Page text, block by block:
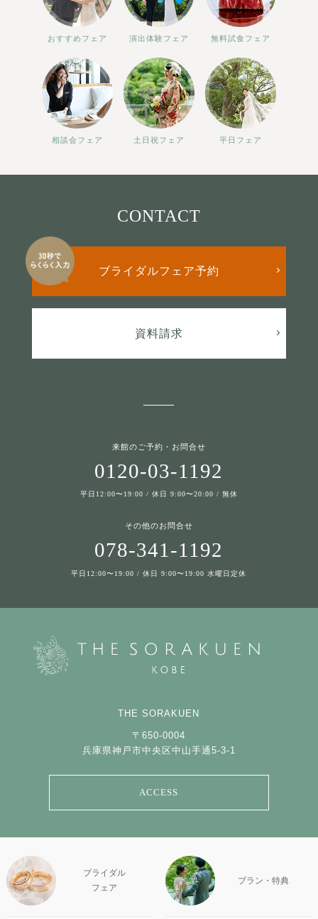
おすすめフェア 演出体験フェア 無料試食フェア
相談会フェア 土日祝フェア 平日フェア
CONTACT
ブライダルフェア予約
資料請求
来館のご予約・お問合せ
0120-03-1192
平日12:00〜19:00 / 休日 9:00〜20:00 / 無休
その他のお問合せ
078-341-1192
平日12:00〜19:00 / 休日 9:00〜19:00 水曜日定休
THE SORAKUEN
〒650-0004
兵庫県神戸市中央区中山手通5-3-1
ACCESS
ブライダル
フェア
プラン・特典